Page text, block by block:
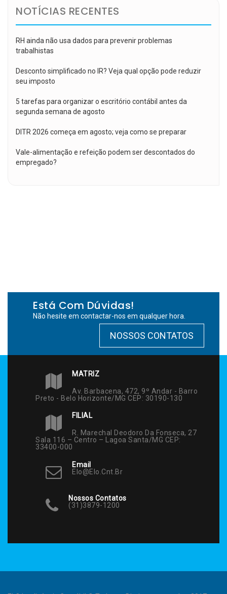
NOTÍCIAS RECENTES
RH ainda não usa dados para prevenir problemas
trabalhistas
Desconto simplificado no IR? Veja qual opção pode reduzir
seu imposto
5 tarefas para organizar o escritório contábil antes da
segunda semana de agosto
DITR 2026 começa em agosto; veja como se preparar
Vale-alimentação e refeição podem ser descontados do
empregado?
Está Com Dúvidas!
Não hesite em contactar-nos em qualquer hora.
NOSSOS CONTATOS
MATRIZ
Av. Barbacena, 472, 9º Andar - Barro
Preto - Belo Horizonte/MG CEP: 30190-130
FILIAL
R. Marechal Deodoro Da Fonseca, 27
Sala 116 – Centro – Lagoa Santa/MG CEP:
33400-000
Email
Elo@elo.cnt.br
Nossos Contatos
(31)3879-1200